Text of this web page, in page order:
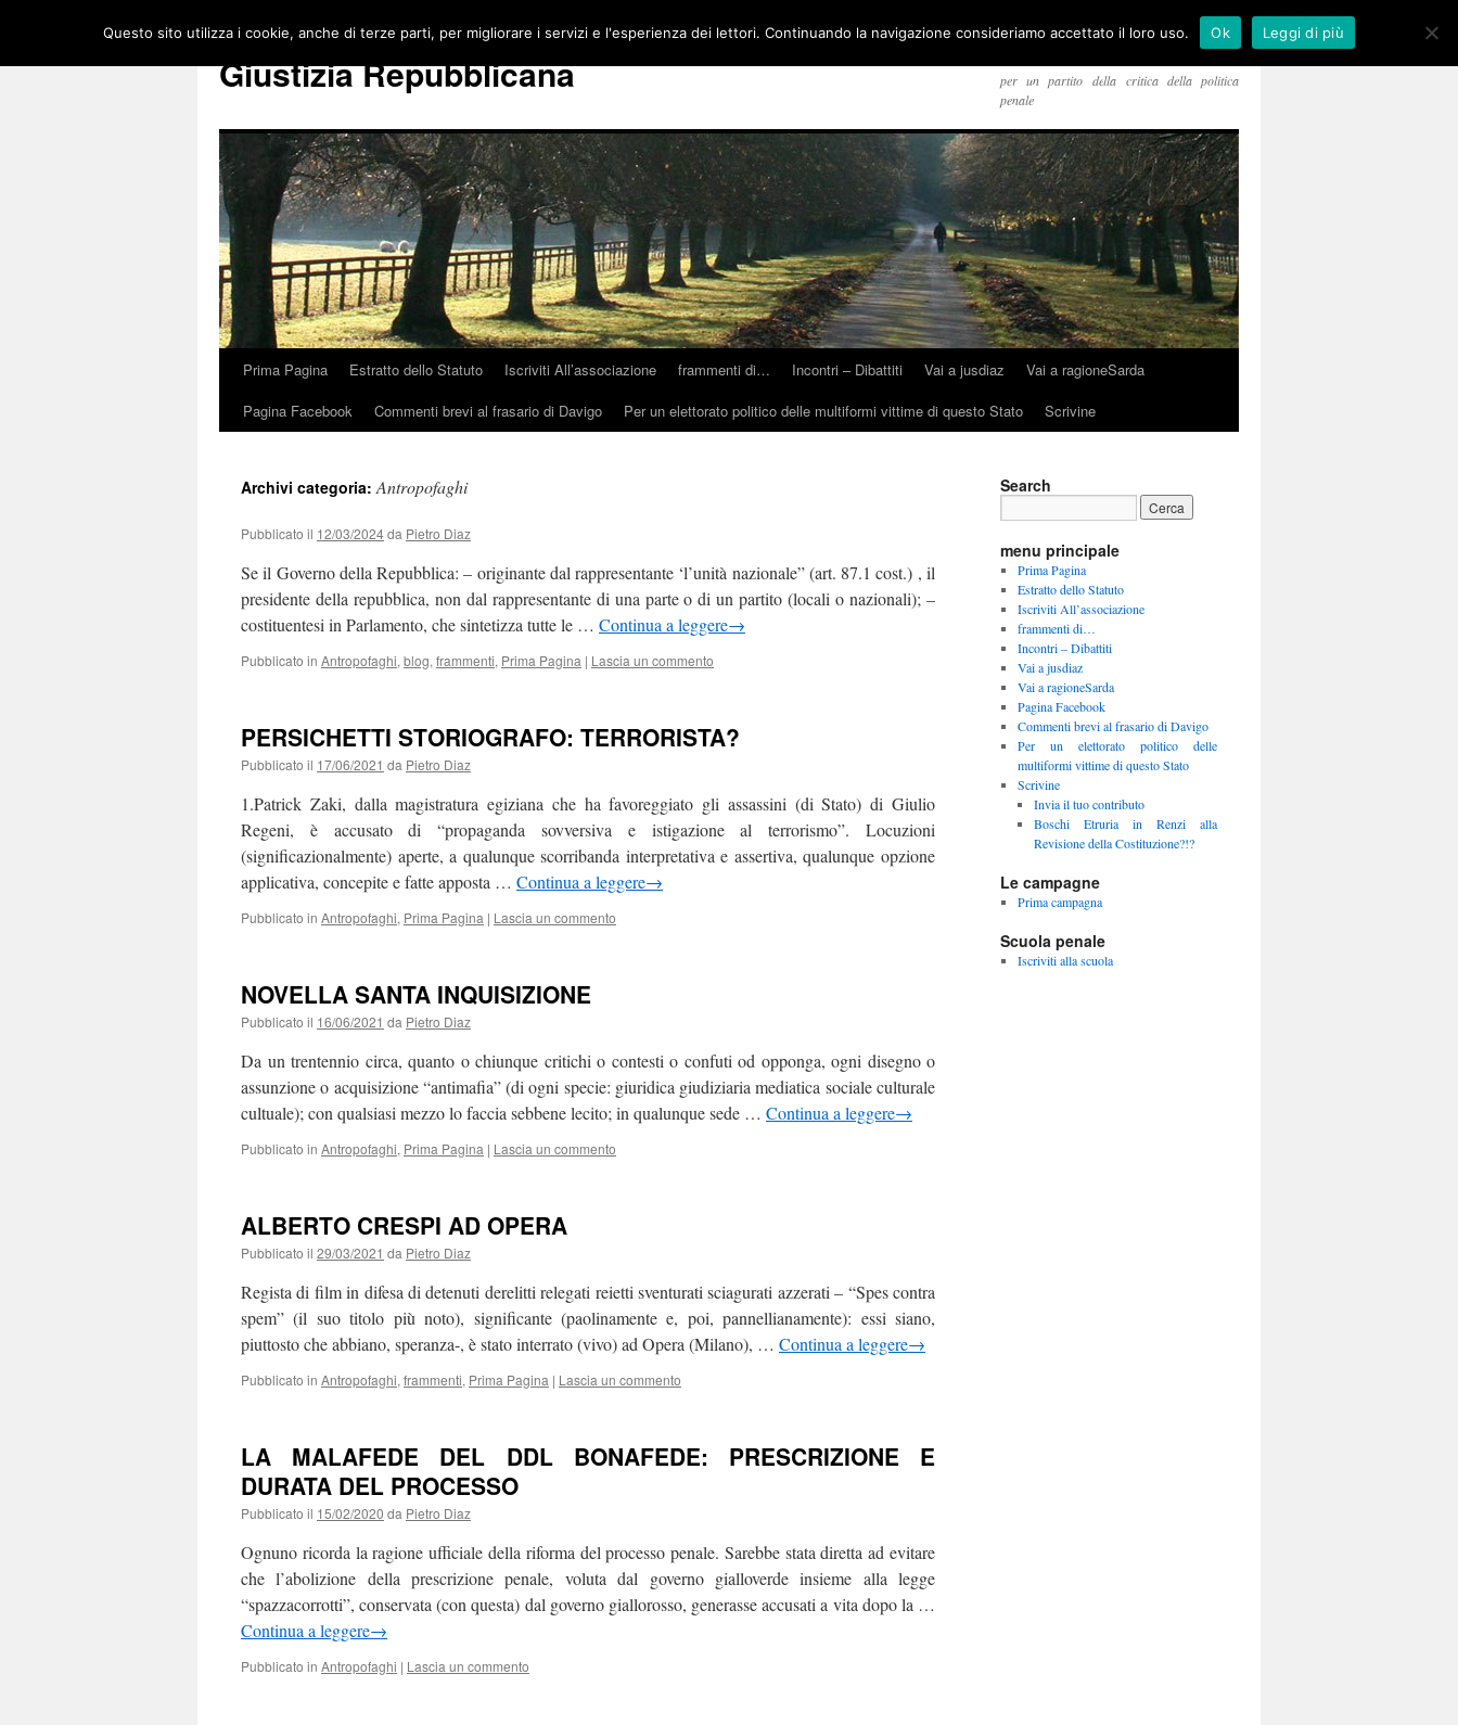
Vai
contenuto
Giustizia Repubblicana
per un partito della critica della politica
penale
Prima Pagina Estratto dello Statuto Iscriviti All’associazione frammenti di… Incontri – Dibattiti Vai a jusdiaz
Vai a ragioneSarda
Pagina Facebook
Commenti brevi al frasario di Davigo Per un elettorato politico delle multiformi vittime di questo Stato Scrivine
Archivi categoria:Antropofaghi
Pubblicato il 12/03/2024da Pietro Diaz
Se il Governo della Repubblica: – originante dal rappresentante ‘l’unità nazionale” (art. 87.1 cost.) , il
presidente della repubblica, non dal rappresentante di una parte o di un partito (locali o nazionali); –
costituentesi in Parlamento, che sintetizza tutte le … Continua a leggere→
Pubblicato in Antropofaghi, blog, frammenti, Prima Pagina | Lascia un commento
PERSICHETTI STORIOGRAFO: TERRORISTA?
Pubblicato il 17/06/2021 da Pietro Diaz
1.Patrick Zaki, dalla magistratura egiziana che ha favoreggiato gli assassini (di Stato) di Giulio
Regeni, è accusato di “propaganda sovversiva e istigazione al terrorismo”. Locuzioni
(significazionalmente) aperte, a qualunque scorribanda interpretativa e assertiva, qualunque opzione
applicativa, concepite e fatte apposta … Continua a leggere→
Pubblicato in Antropofaghi, Prima Pagina | Lascia un commento
NOVELLA SANTA INQUISIZIONE
Pubblicato il 16/06/2021 da Pietro Diaz
Da un trentennio circa, quanto o chiunque critichi o contesti o confuti od opponga, ogni disegno o
assunzione o acquisizione “antimafia” (di ogni specie: giuridica giudiziaria mediatica sociale culturale
cultuale); con qualsiasi mezzo lo faccia sebbene lecito; in qualunque sede … Continua a leggere→
Pubblicato in Antropofaghi, Prima Pagina | Lascia un commento
ALBERTO CRESPI AD OPERA
Pubblicato il 29/03/2021 da Pietro Diaz
Regista di film in difesa di detenuti derelitti relegati reietti sventurati sciagurati azzerati – “Spes contra
spem” (il suo titolo più noto), significante (paolinamente e, poi, pannellianamente): essi siano,
piuttosto che abbiano, speranza-, è stato interrato (vivo) ad Opera (Milano), … Continua a leggere→
Pubblicato in Antropofaghi, frammenti, Prima Pagina | Lascia un commento
LA MALAFEDE DEL DDL BONAFEDE: PRESCRIZIONE E
DURATA DEL PROCESSO
Pubblicato il 15/02/2020 da Pietro Diaz
Ognuno ricorda la ragione ufficiale della riforma del processo penale. Sarebbe stata diretta ad evitare
che l’abolizione della prescrizione penale, voluta dal governo gialloverde insieme alla legge
“spazzacorrotti”, conservata (con questa) dal governo giallorosso, generasse accusati a vita dopo la …
Continua a leggere→
Pubblicato in Antropofaghi | Lascia un commento
Search
menu principale
Prima Pagina
Estratto dello Statuto
Iscriviti All’associazione
frammenti di…
Incontri – Dibattiti
Vai a jusdiaz
Vai a ragioneSarda
Pagina Facebook
Commenti brevi al frasario di Davigo
Per un elettorato politico delle
multiformi vittime di questo Stato
Scrivine
Invia il tuo contributo
Boschi Etruria in Renzi alla
Revisione della Costituzione?!?
Le campagne
Prima campagna
Scuola penale
Iscriviti alla scuola
Questo sito utilizza i cookie, anche di terze parti, per migliorare i servizi e l'esperienza dei lettori. Continuando la navigazione consideriamo accettato il loro uso. Ok Leggi di più